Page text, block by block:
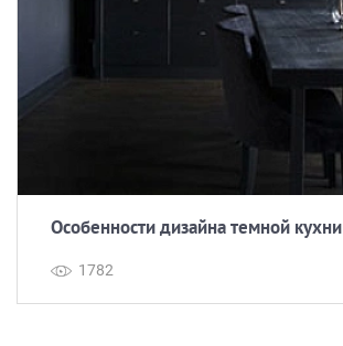
Особенности дизайна темной кухни
1782